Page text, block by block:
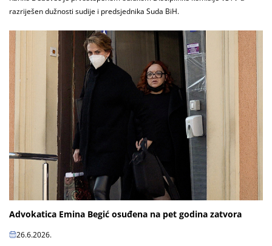
razriješen dužnosti sudije i predsjednika Suda BiH.
Advokatica Emina Begić osuđena na pet godina zatvora
26.6.2026.